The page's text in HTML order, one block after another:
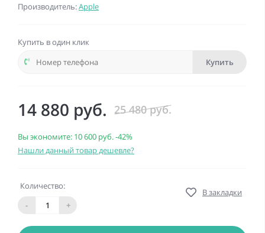
Производитель:Apple
Купить в один клик
Купить
14 880 руб. 25 480 руб.
Вы экономите: 10 600 руб.-42%
Нашли данный товар дешевле?
Количество:
-
+
В закладки